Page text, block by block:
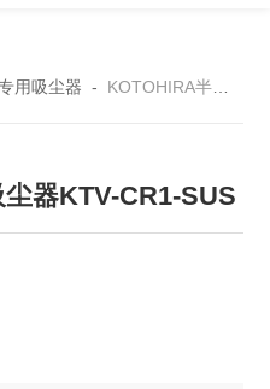
用吸尘器 - KOTOHIRA半导体无尘室吸尘器KTV-CR1-SUS
器KTV-CR1-SUS